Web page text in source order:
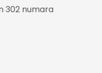
302 numara